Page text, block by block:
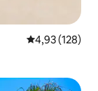
4,93 av 5 i
4,93 (128)